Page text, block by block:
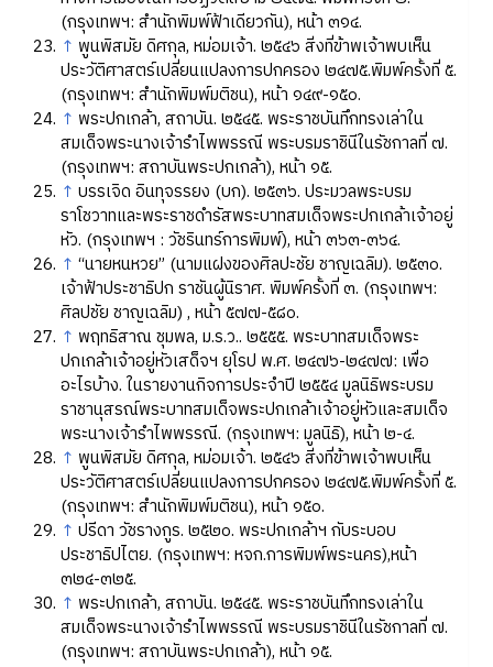
(กรุงเทพฯ: สำนักพิมพ์ฟ้าเดียวกัน), หน้า ๓๑๔.
↑ พูนพิสมัย ดิศกุล, หม่อมเจ้า. ๒๕๔๖ สิ่งที่ข้าพเจ้าพบเห็น
ประวัติศาสตร์เปลี่ยนแปลงการปกครอง ๒๔๗๕.พิมพ์ครั้งที่ ๕.
(กรุงเทพฯ: สำนักพิมพ์มติชน), หน้า ๑๔๙-๑๕๐.
↑ พระปกเกล้า, สถาบัน. ๒๕๔๕. พระราชบันทึกทรงเล่าใน
สมเด็จพระนางเจ้ารำไพพรรณี พระบรมราชินีในรัชกาลที่ ๗.
(กรุงเทพฯ: สถาบันพระปกเกล้า), หน้า ๑๕.
↑ บรรเจิด อินทุจรรยง (บก). ๒๕๓๖. ประมวลพระบรม
ราโชวาทและพระราชดำรัสพระบาทสมเด็จพระปกเกล้าเจ้าอยู่
หัว. (กรุงเทพฯ : วัชรินทร์การพิมพ์), หน้า ๓๖๓-๓๖๔.
↑ “นายหนหวย” (นามแฝงของศิลปะชัย ชาญเฉลิม). ๒๕๓๐.
เจ้าฟ้าประชาธิปก ราชันผู้นิราศ. พิมพ์ครั้งที่ ๓. (กรุงเทพฯ:
ศิลปชัย ชาญเฉลิม) , หน้า ๕๗๗-๕๘๐.
↑ พฤทธิสาณ ชุมพล, ม.ร.ว.. ๒๕๕๕. พระบาทสมเด็จพระ
ปกเกล้าเจ้าอยู่หัวเสด็จฯ ยุโรป พ.ศ. ๒๔๗๖-๒๔๗๗: เพื่อ
อะไรบ้าง. ในรายงานกิจการประจำปี ๒๕๕๔ มูลนิธิพระบรม
ราชานุสรณ์พระบาทสมเด็จพระปกเกล้าเจ้าอยู่หัวและสมเด็จ
พระนางเจ้ารำไพพรรณี. (กรุงเทพฯ: มูลนิธิ), หน้า ๒-๔.
↑ พูนพิสมัย ดิศกุล, หม่อมเจ้า. ๒๕๔๖ สิ่งที่ข้าพเจ้าพบเห็น
ประวัติศาสตร์เปลี่ยนแปลงการปกครอง ๒๔๗๕.พิมพ์ครั้งที่ ๕.
(กรุงเทพฯ: สำนักพิมพ์มติชน), หน้า ๑๕๐.
↑ ปรีดา วัชรางกูร. ๒๕๒๐. พระปกเกล้าฯ กับระบอบ
ประชาธิปไตย. (กรุงเทพฯ: หจก.การพิมพ์พระนคร),หน้า
๓๒๔-๓๒๕.
↑ พระปกเกล้า, สถาบัน. ๒๕๔๕. พระราชบันทึกทรงเล่าใน
สมเด็จพระนางเจ้ารำไพพรรณี พระบรมราชินีในรัชกาลที่ ๗.
(กรุงเทพฯ: สถาบันพระปกเกล้า), หน้า ๑๕.